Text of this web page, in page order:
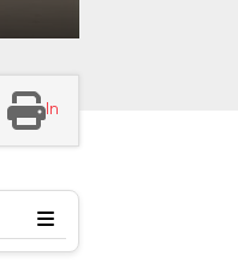
In